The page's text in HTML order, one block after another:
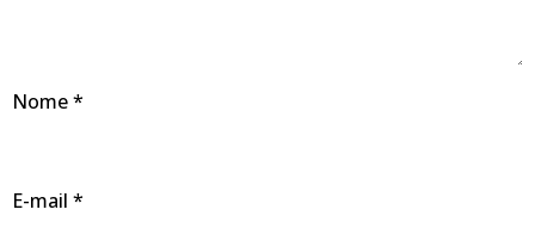
Nome*
E-mail *